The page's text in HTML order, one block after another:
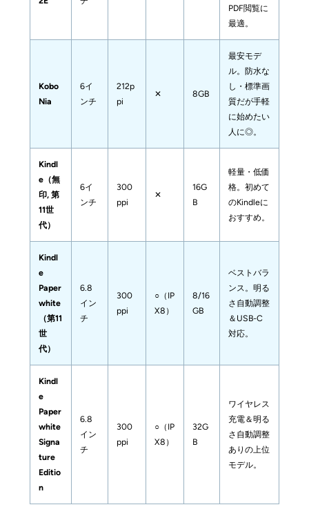
PDF閲覧に
最適。
Kobo
Nia
6イ
ンチ
212p
pi
✕ 8GB
最安モデ
ル。防水な
し・標準画
質だが手軽
に始めたい
人に◎。
Kindl
e（無
印, 第
11世
代）
6イ
ンチ
300
ppi
✕
16G
B
軽量・低価
格。初めて
のKindleに
おすすめ。
Kindl
e
Paper
white
（第11
世
代）
6.8
イン
チ
300
ppi
○（IP
X8）
8/16
GB
ベストバラ
ンス。明る
さ自動調整
＆USB-C
対応。
Kindl
e
Paper
white
Signa
ture
Editio
n
6.8
イン
チ
300
ppi
○（IP
X8）
32G
B
ワイヤレス
充電＆明る
さ自動調整
ありの上位
モデル。